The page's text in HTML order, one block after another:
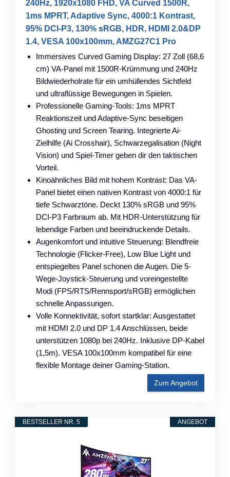
240Hz, 1920x1080 FHD, VA Curved 1500R,
1ms MPRT, Adaptive Sync, 4000:1 Kontrast,
95% DCI-P3, 130% sRGB, HDR, HDMI 2.0&DP
1.4, VESA 100x100mm, AMZG27C1 Pro
Immersives Curved Gaming Display: 27 Zoll (68,6
cm) VA-Panel mit 1500R-Krümmung und 240Hz
Bildwiederholrate für ein umhüllendes Sichtfeld
und ultraflüssige Bewegungen in Spielen.
Professionelle Gaming-Tools: 1ms MPRT
Reaktionszeit und Adaptive-Sync beseitigen
Ghosting und Screen Tearing. Integrierte Ai-
Zielhilfe (Ai Crosshair), Schwarzegalisation (Night
Vision) und Spiel-Timer geben dir den taktischen
Vorteil.
Kinoähnliches Bild mit hohem Kontrast: Das VA-
Panel bietet einen nativen Kontrast von 4000:1 für
tiefe Schwarztöne. Deckt 130% sRGB und 95%
DCI-P3 Farbraum ab. Mit HDR-Unterstützung für
lebendige Farben und beeindruckende Details.
Augenkomfort und intuitive Steuerung: Blendfreie
Technologie (Flicker-Free), Low Blue Light und
entspiegeltes Panel schonen die Augen. Die 5-
Wege-Joystick-Steuerung und voreingestellte
Modi (FPS/RTS/Rennsport/sRGB) ermöglichen
schnelle Anpassungen.
Volle Konnektivität, sofort startklar: Ausgestattet
mit HDMI 2.0 und DP 1.4 Anschlüssen, beide
unterstützen 1080p bei 240Hz. Inklusive DP-Kabel
(1,5m). VESA 100x100mm kompatibel für eine
flexible Montage deiner Gaming-Station.
Zum Angebot
ANGEBOT
BESTSELLER NR. 5